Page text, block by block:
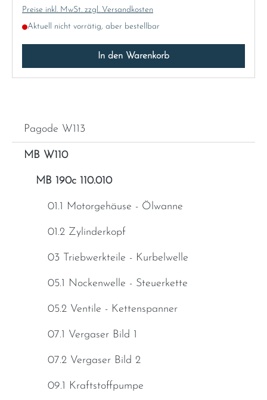
Pagode W113
MB W110
MB 190c 110.010
01.1 Motorgehäuse - Ölwanne
01.2 Zylinderkopf
03 Triebwerkteile - Kurbelwelle
05.1 Nockenwelle - Steuerkette
05.2 Ventile - Kettenspanner
07.1 Vergaser Bild 1
07.2 Vergaser Bild 2
09.1 Kraftstoffpumpe
Preise inkl. MwSt. zzgl. Versandkosten
Aktuell nicht vorrätig, aber bestellbar
In den Warenkorb